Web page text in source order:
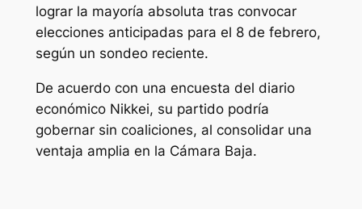
lograr la mayoría absoluta tras convocar
elecciones anticipadas para el 8 de febrero,
según un sondeo reciente.
De acuerdo con una encuesta del diario
económico Nikkei, su partido podría
gobernar sin coaliciones, al consolidar una
ventaja amplia en la Cámara Baja.